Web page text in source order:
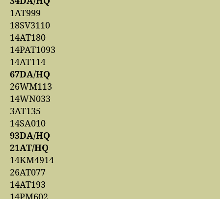
1AT999
18SV3110
14AT180
14PAT1093
14AT114
67DA/HQ
26WM113
14WN033
3AT135
14SA010
93DA/HQ
21AT/HQ
14KM4914
26AT077
14AT193